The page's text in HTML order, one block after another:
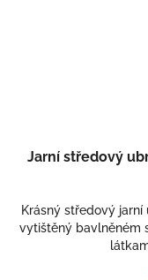
Jarní středový
Krásný středový
vytištěný bavlněném